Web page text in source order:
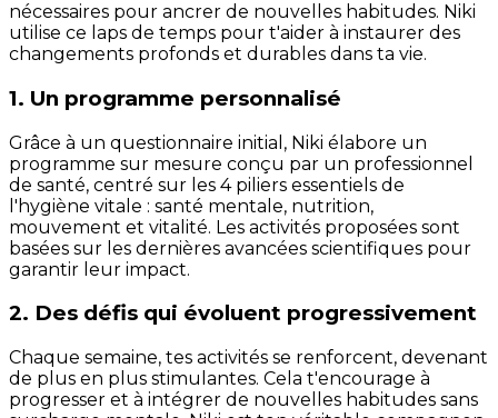
nécessaires pour ancrer de nouvelles habitudes. Niki
utilise ce laps de temps pour t'aider à instaurer des
changements profonds et durables dans ta vie.
1. Un programme personnalisé
Grâce à un questionnaire initial, Niki élabore un
programme sur mesure conçu par un professionnel
de santé, centré sur les 4 piliers essentiels de
l'hygiène vitale : santé mentale, nutrition,
mouvement et vitalité. Les activités proposées sont
basées sur les dernières avancées scientifiques pour
garantir leur impact.
2. Des défis qui évoluent progressivement
Chaque semaine, tes activités se renforcent, devenant
de plus en plus stimulantes. Cela t'encourage à
progresser et à intégrer de nouvelles habitudes sans